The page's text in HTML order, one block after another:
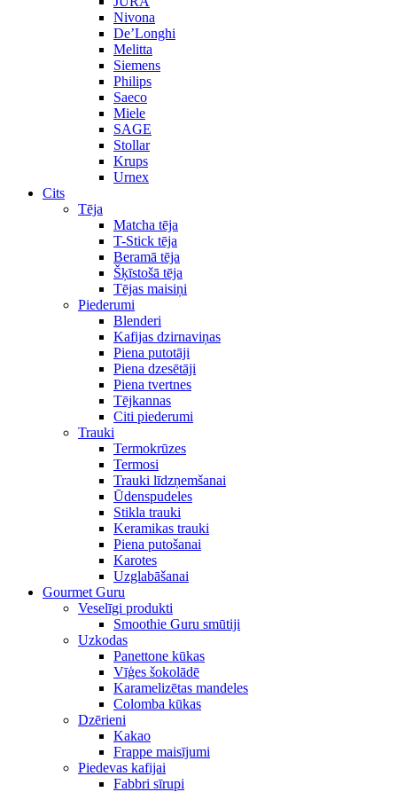
Nivona
De’Longhi
Melitta
Siemens
Philips
Saeco
Miele
SAGE
Stollar
Krups
Urnex
Cits
Tēja
Matcha tēja
T-Stick tēja
Beramā tēja
Šķīstošā tēja
Tējas maisiņi
Piederumi
Blenderi
Kafijas dzirnaviņas
Piena putotāji
Piena dzesētāji
Piena tvertnes
Tējkannas
Citi piederumi
Trauki
Termokrūzes
Termosi
Trauki līdzņemšanai
Ūdenspudeles
Stikla trauki
Keramikas trauki
Piena putošanai
Karotes
Uzglabāšanai
Gourmet Guru
Veselīgi produkti
Smoothie Guru smūtiji
Uzkodas
Panettone kūkas
Vīģes šokolādē
Karamelizētas mandeles
Colomba kūkas
Dzērieni
Kakao
Frappe maisījumi
Piedevas kafijai
Fabbri sīrupi